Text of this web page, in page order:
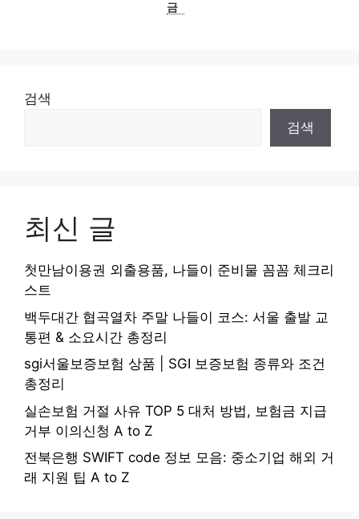
금
검색
검색
최신 글
첫만남이용권 외출용품, 나들이 준비물 꼼꼼 체크리
스트
백두대간 협곡열차 주말 나들이 코스: 서울 출발 교
통편 & 소요시간 총정리
sgi서울보증보험 상품 | SGI 보증보험 종류와 조건
총정리
실손보험 거절 사유 TOP 5 대처 방법, 보험금 지급
거부 이의신청 A to Z
전북은행 SWIFT code 정보 모음: 중소기업 해외 거
래 지원 팁 A to Z